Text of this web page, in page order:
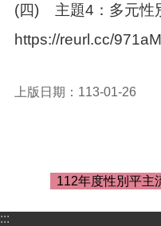
民
資
訊
關
資
(四)
主題4：多元性
https://reurl.cc/
上版日期：113-01-26
112年度性別平主
:::